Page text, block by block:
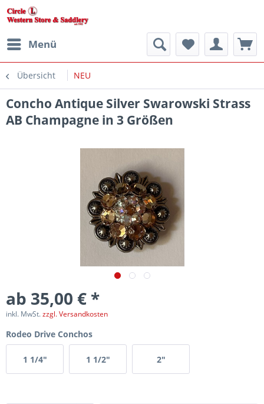
Menü
Übersicht NEU
Concho Antique Silver Swarowski Strass
AB Champagne in 3 Größen
ab 35,00 € *
inkl. MwSt.zzgl. Versandkosten
Rodeo Drive Conchos
1 1/4" 1 1/2" 2"